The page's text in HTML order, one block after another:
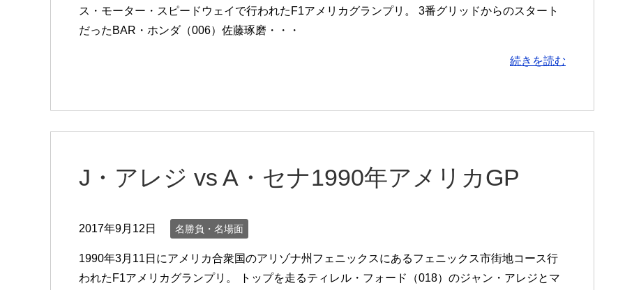
ス・モーター・スピードウェイで行われたF1アメリカグランプリ。 3番グリッドからのスタート
だったBAR・ホンダ（006）佐藤琢磨・・・
続きを読む
J・アレジ vs A・セナ1990年アメリカGP
2017年9月12日 名勝負・名場面
1990年3月11日にアメリカ合衆国のアリゾナ州フェニックスにあるフェニックス市街地コース行
われたF1アメリカグランプリ。 トップを走るティレル・フォード（018）のジャン・アレジとマ